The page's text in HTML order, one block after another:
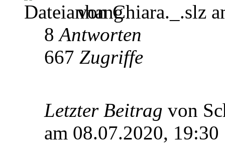
von Chiara._.slz
8Antworten
667 Zugriffe
Letzter Beitrag von
am 08.07.2020, 19:30